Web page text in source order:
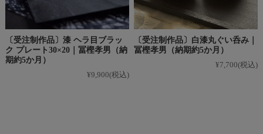
〔受注制作品〕漆 ヘラ目ブラッ
ク プレート30×20｜冨樫孝男（納
期約5か月）
¥9,900(税込)
〔受注制作品〕白漆丸ぐい呑み｜
冨樫孝男（納期約5か月）
¥7,700(税込)